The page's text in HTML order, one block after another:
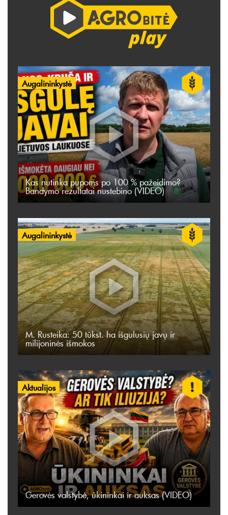
Augalininkystė
Kas nutinka pupoms po 100 % pažeidimo?
Bandymo rezultatai nustebino (VIDEO)
Augalininkystė
M. Rusteika: 50 tūkst. ha išgulusių javų ir
milijoninės išmokos
Aktualijos
Gerovės valstybė, ūkininkai ir auksas (VIDEO)